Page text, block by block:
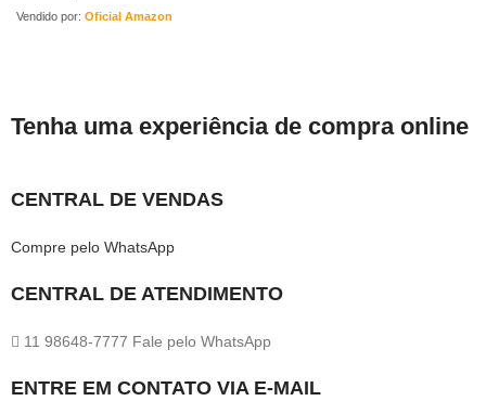
Vendido por: Oficial Amazon
Tenha uma experiência de compra online
CENTRAL DE VENDAS
Compre pelo WhatsApp
CENTRAL DE ATENDIMENTO
11 98648-7777 Fale pelo WhatsApp
ENTRE EM CONTATO VIA E-MAIL